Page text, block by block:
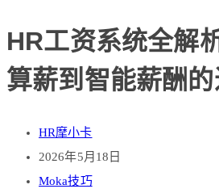
HR工资系统全解
算薪到智能薪酬
HR摩小卡
2026年5月18日
Moka技巧